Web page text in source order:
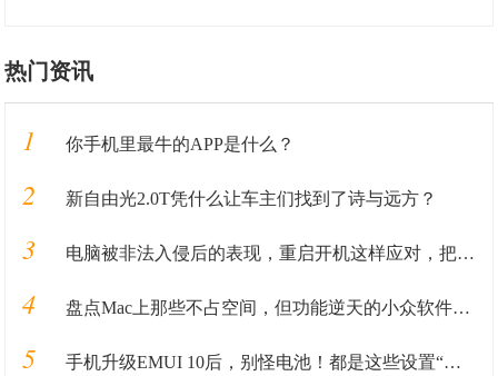
热门资讯
1 你手机里最牛的APP是什么？
2 新自由光2.0T凭什么让车主们找到了诗与远方？
3 电脑被非法入侵后的表现，重启开机这样应对，把损失降低到最小
4 盘点Mac上那些不占空间，但功能逆天的小众软件APP
5 手机升级EMUI 10后，别怪电池！都是这些设置“惹的祸”！